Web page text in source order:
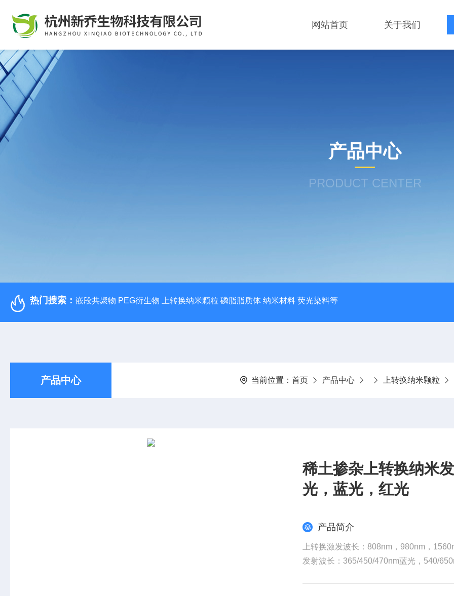
网站首页 关于我们
产品中心
PRODUCT CENTER
热门搜索： 嵌段共聚物 PEG衍生物 上转换纳米颗粒 磷脂脂质体 纳米材料 荧光染料等
产品中心 当前位置： 首页 产品中心 上转换纳米颗粒
稀土掺杂上转换纳米
光，蓝光，红光
产品简介
上转换激发波长：808nm，980nm，
发射波长：365/450/470nm蓝光，540/